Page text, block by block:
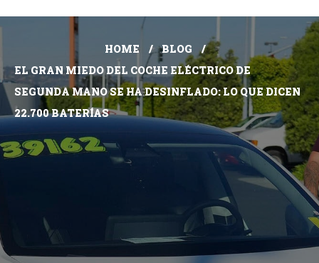
HOME
BLOG
EL GRAN MIEDO DEL COCHE ELÉCTRICO DE
SEGUNDA MANO SE HA DESINFLADO: LO QUE DICEN
22.700 BATERÍAS